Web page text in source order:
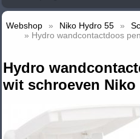
Webshop » Niko Hydro 55 »
» Hydro wandcontactdoos
Hydro
wit schroeven Niko